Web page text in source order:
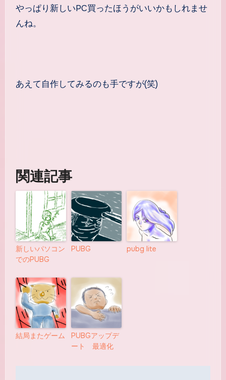
やっぱり新しいPC買ったほうがいいかもしれませ
んね。
あえて自作してみるのも手ですが(笑)
関連記事
新しいパソコン
でのPUBG
PUBG pubg lite
結局またゲーム
PUBGアップデ
ート 最適化